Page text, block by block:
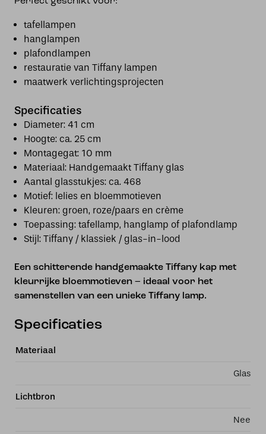
tafellampen
hanglampen
plafondlampen
restauratie van Tiffany lampen
maatwerk verlichtingsprojecten
Specificaties
Diameter: 41 cm
Hoogte: ca. 25 cm
Montagegat: 10 mm
Materiaal: Handgemaakt Tiffany glas
Aantal glasstukjes: ca. 468
Motief: lelies en bloemmotieven
Kleuren: groen, roze/paars en crème
Toepassing: tafellamp, hanglamp of plafondlamp
Stijl: Tiffany / klassiek / glas-in-lood
Een schitterende handgemaakte Tiffany kap met
kleurrijke bloemmotieven – ideaal voor het
samenstellen van een unieke Tiffany lamp.
Specificaties
Materiaal
Glas
Lichtbron
Nee